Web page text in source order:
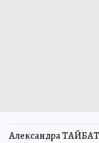
Александра